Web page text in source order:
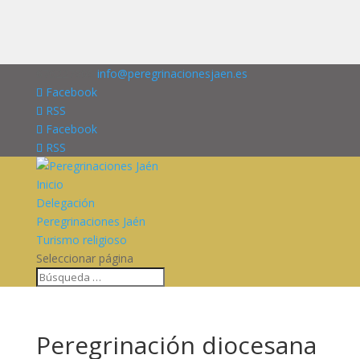
info@peregrinacionesjaen.es
Facebook
RSS
Facebook
RSS
Inicio
Delegación
Peregrinaciones Jaén
Turismo religioso
Seleccionar página
Peregrinación diocesana